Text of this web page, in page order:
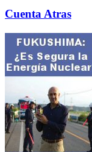
Cuenta Atras